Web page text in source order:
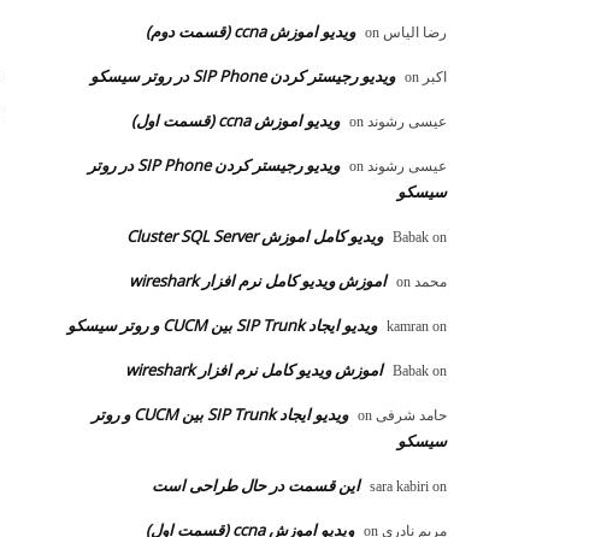
رضا الیاس ویدیو اموزش ccna (قسمت دوم)
اکبر ویدیو رجیستر کردن SIP Phone در روتر سیسکو
عیسی رشوند ویدیو اموزش ccna (قسمت اول)
عیسی رشوند
ویدیو رجیستر کردن SIP Phone در روتر
سیسکو
Babak on ویدیو کامل اموزش Cluster SQL Server
محمد اموزش ویدیو کامل نرم افزار wireshark
kamran on ویدیو ایجاد SIP Trunk بین CUCM و روتر سیسکو
Babak on اموزش ویدیو کامل نرم افزار wireshark
حامد شرفی
ویدیو ایجاد SIP Trunk بین CUCM و روتر
سیسکو
sara kabiri on این قسمت در حال طراحی است
مریم نادری ویدیو اموزش ccna (قسمت اول)